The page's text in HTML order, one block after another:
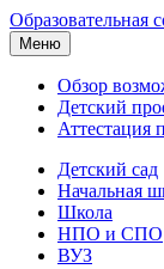
Образовательная
Меню
Обзор
Детский
Аттестация
Детский сад
Начальная
Школа
НПО и СПО
ВУЗ